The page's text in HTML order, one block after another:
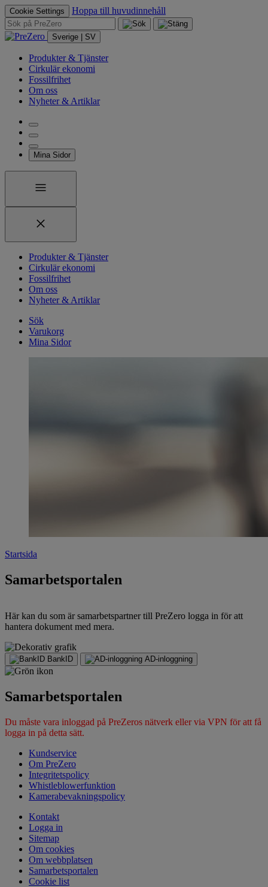
Cookie Settings Hoppa till huvudinnehåll
Sverige | SV
Produkter & Tjänster
Cirkulär ekonomi
Fossilfrihet
Om oss
Nyheter & Artiklar
Mina Sidor
Produkter & Tjänster
Cirkulär ekonomi
Fossilfrihet
Om oss
Nyheter & Artiklar
Sök
Varukorg
Mina Sidor
Startsida
Samarbetsportalen
Här kan du som är samarbetspartner till PreZero logga in för att
hantera dokument med mera.
BankID AD-inloggning
Samarbetsportalen
Du måste vara inloggad på PreZeros nätverk eller via VPN för att få
logga in på detta sätt.
Kundservice
Om PreZero
Integritetspolicy
Whistleblowerfunktion
Kamerabevakningspolicy
Kontakt
Logga in
Sitemap
Om cookies
Om webbplatsen
Samarbetsportalen
Cookie list